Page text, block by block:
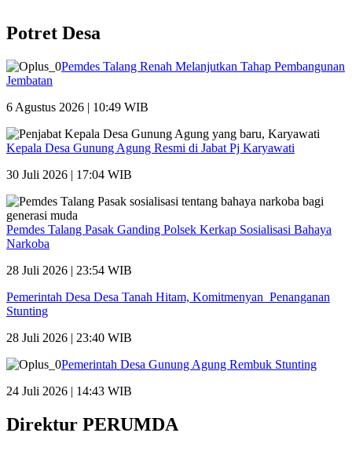
Potret Desa
Pemdes Talang Renah Melanjutkan Tahap Pembangunan
Jembatan
6 Agustus 2026 | 10:49 WIB
Kepala Desa Gunung Agung Resmi di Jabat Pj Karyawati
30 Juli 2026 | 17:04 WIB
Pemdes Talang Pasak Ganding Polsek Kerkap Sosialisasi Bahaya
Narkoba
28 Juli 2026 | 23:54 WIB
Pemerintah Desa Desa Tanah Hitam, Komitmenyan Penanganan
Stunting
28 Juli 2026 | 23:40 WIB
Pemerintah Desa Gunung Agung Rembuk Stunting
24 Juli 2026 | 14:43 WIB
Direktur PERUMDA